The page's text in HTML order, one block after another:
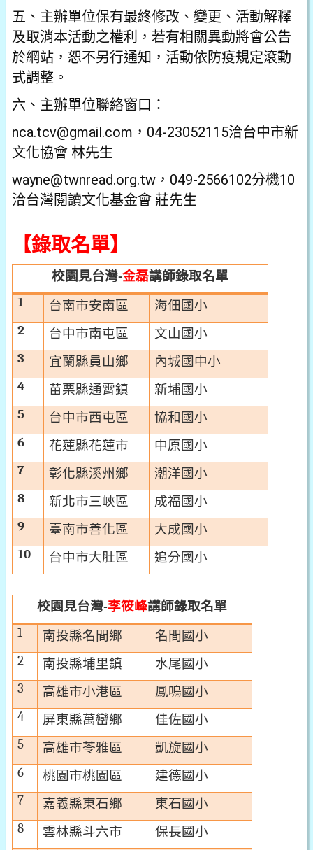
五、主辦單位保有最終修改、變更、活動解釋
及取消本活動之權利，若有相關異動將會公告
於網站，恕不另行通知，活動依防疫規定滾動
式調整。
六、主辦單位聯絡窗口：
nca.tcv@gmail.com，04-23052115洽台中市新
文化協會 林先生
wayne@twnread.org.tw，049-2566102分機10
洽台灣閱讀文化基金會 莊先生
【錄取名單】
校園見台灣-金磊講師錄取名單
1 台南市安南區 海佃國小
2 台中市南屯區 文山國小
3 宜蘭縣員山鄉 內城國中小
4 苗栗縣通霄鎮 新埔國小
5 台中市西屯區 協和國小
6 花蓮縣花蓮市 中原國小
7 彰化縣溪州鄉 潮洋國小
8 新北市三峽區 成福國小
9 臺南市善化區 大成國小
10 台中市大肚區 追分國小
校園見台灣-李筱峰講師錄取名單
1 南投縣名間鄉 名間國小
2 南投縣埔里鎮 水尾國小
3 高雄市小港區 鳳鳴國小
4 屏東縣萬巒鄉 佳佐國小
5 高雄市苓雅區 凱旋國小
6 桃園市桃園區 建德國小
7 嘉義縣東石鄉 東石國小
8 雲林縣斗六市 保長國小